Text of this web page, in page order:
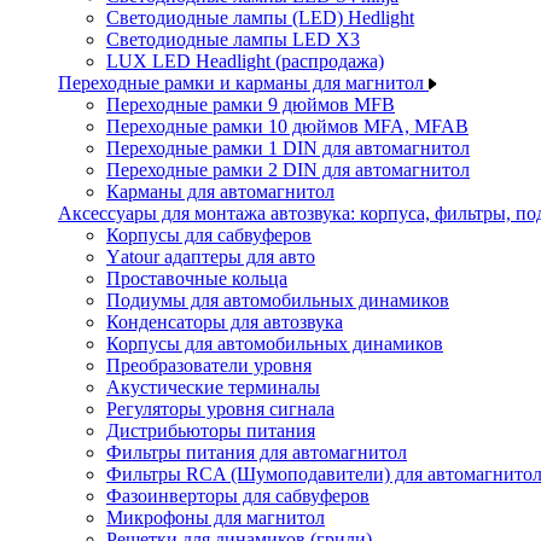
Светодиодные лампы (LED) Hedlight
Светодиодные лампы LED X3
LUX LED Headlight (распродажа)
Переходные рамки и карманы для магнитол
Переходные рамки 9 дюймов MFB
Переходные рамки 10 дюймов MFA, MFAB
Переходные рамки 1 DIN для автомагнитол
Переходные рамки 2 DIN для автомагнитол
Карманы для автомагнитол
Аксессуары для монтажа автозвука: корпуса, фильтры,
Корпусы для сабвуферов
Yаtour адаптеры для авто
Проставочные кольца
Подиумы для автомобильных динамиков
Конденсаторы для автозвука
Корпусы для автомобильных динамиков
Преобразователи уровня
Акустические терминалы
Регуляторы уровня сигнала
Дистрибьюторы питания
Фильтры питания для автомагнитол
Фильтры RCA (Шумоподавители) для автомагнитол
Фазоинверторы для сабвуферов
Микрофоны для магнитол